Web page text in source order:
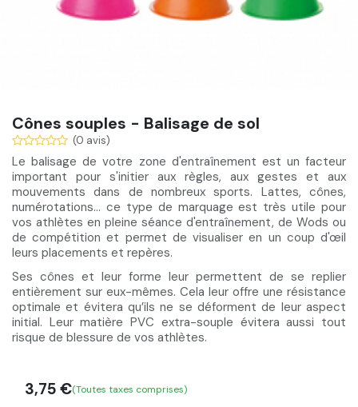
Cônes souples - Balisage de sol
(0 avis)
Le balisage de votre zone d'entraînement est un facteur
important pour s'initier aux règles, aux gestes et aux
mouvementsdans de nombreux sports. Lattes, cônes,
numérotations… ce type de marquage est très utile pour
vos athlètes en pleine séance d'entraînement, de Wods ou
de compétition et permet de visualiser en un coup d'œil
leurs placements et repères.
Ses cônes et leur forme leur permettent de se replier
entièrement sur eux-mêmes. Cela leur offre une résistance
optimale et évitera qu’ils ne se déformentde leur aspect
initial. Leurmatière PVC extra-souple éviteraaussi tout
risque de blessure de vos athlètes.
3,75 €(Toutes taxes comprises)